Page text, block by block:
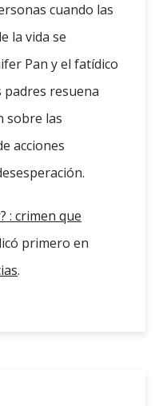
cuando las
la vida se
Pan y el fatídico
padres resuena
sobre las
acciones
: crimen que
primero en
.